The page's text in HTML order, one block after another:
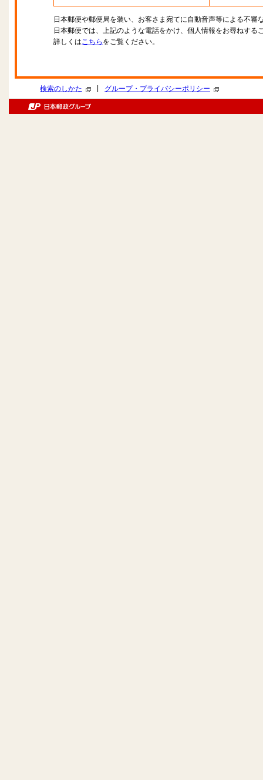
日本郵便や郵便局を装い、お客さま宛てに自動音声等による不審
日本郵便では、上記のような電話をかけ、個人情報をお尋ねする
詳しくはこちら をご覧ください。
検索のしかた グループ・プライバシーポリシー